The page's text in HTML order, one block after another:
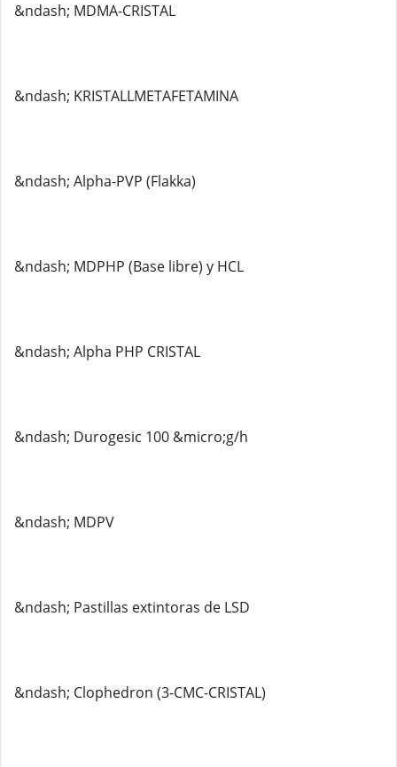
&ndash; MDMA-CRISTAL
&ndash; KRISTALLMETAFETAMINA
&ndash; Alpha-PVP (Flakka)
&ndash; MDPHP (Base libre) y HCL
&ndash; Alpha PHP CRISTAL
&ndash; Durogesic 100 &micro;g/h
&ndash; MDPV
&ndash; Pastillas extintoras de LSD
&ndash; Clophedron (3-CMC-CRISTAL)